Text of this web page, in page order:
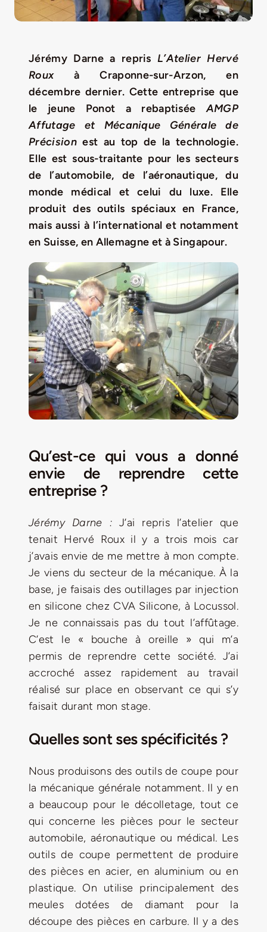
Nouveau Magazine EnVelay
Jeu concours – Gagnez votre bûche de Noël 2025
Jérémy Darne a reprisL’Atelier Hervé
Rouxà Craponne-sur-Arzon, en
décembre dernier. Cette entreprise que
le jeune Ponot a rebaptiséeAMGP
Affutage et Mécanique Générale de
Précisionest au top de la technologie.
Elle est sous-traitante pour les secteurs
de l’automobile, de l’aéronautique, du
monde médical et celui du luxe. Elle
produit des outils spéciaux en France,
mais aussi à l’international et notamment
en Suisse, en Allemagne et à Singapour.
Qu’est-ce qui vous a donné
envie de reprendre cette
entreprise ?
Jérémy Darne :J’ai repris l’atelier que
tenait Hervé Roux il y a trois mois car
j’avais envie de me mettre à mon compte.
Je viens du secteur de la mécanique. À la
base, je faisais des outillages par injection
en silicone chez CVA Silicone, à Locussol.
Je ne connaissais pas du tout l’affûtage.
C’est le « bouche à oreille » qui m’a
permis de reprendre cette société. J’ai
accroché assez rapidement au travail
réalisé sur place en observant ce qui s’y
faisait durant mon stage.
Quelles sont ses spécificités ?
Nous produisons des outils de coupe pour
la mécanique générale notamment. Il y en
a beaucoup pour le décolletage, tout ce
qui concerne les pièces pour le secteur
automobile, aéronautique ou médical. Les
outils de coupe permettent de produire
des pièces en acier, en aluminium ou en
plastique. On utilise principalement des
meules dotées de diamant pour la
découpe des pièces en carbure. Il y a des